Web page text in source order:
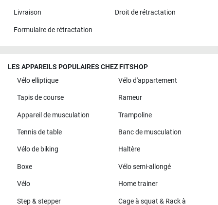
Livraison Droit de rétractation
Formulaire de rétractation
LES APPAREILS POPULAIRES CHEZ FITSHOP
Vélo elliptique
Vélo d'appartement
Tapis de course Rameur
Appareil de musculation Trampoline
Tennis de table Banc de musculation
Vélo de biking Haltère
Boxe Vélo semi-allongé
Vélo Home trainer
Step & stepper Cage à squat & Rack à